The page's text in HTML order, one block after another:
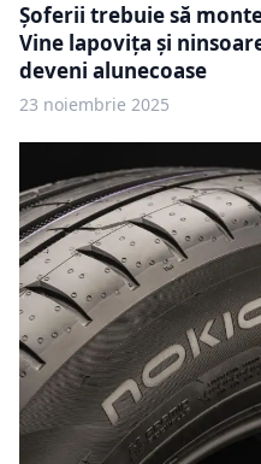
Șoferii trebuie să
Vine lapovița și
deveni alunecoase
23 noiembrie 2025